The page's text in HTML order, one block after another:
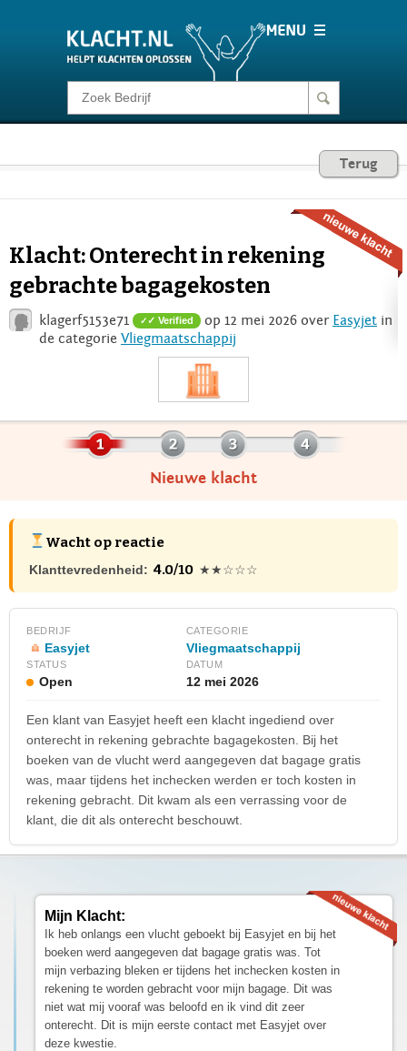
Klacht melden
Consumentenrecht
Voor Bedrijven
Login
Terug
Klacht: Onterecht in rekening
gebrachte bagagekosten
klagerf5153e71 ✓ Verified op 12 mei 2026 over Easyjet in
de categorie Vliegmaatschappij
Nieuwe klacht
Wacht op reactie
Klanttevredenheid: 4.0/10 ★★☆☆☆
BEDRIJF
Easyjet
CATEGORIE
Vliegmaatschappij
STATUS
Open
DATUM
12 mei 2026
Een klant van Easyjet heeft een klacht ingediend over
onterecht in rekening gebrachte bagagekosten. Bij het
boeken van de vlucht werd aangegeven dat bagage gratis
was, maar tijdens het inchecken werden er toch kosten in
rekening gebracht. Dit kwam als een verrassing voor de
klant, die dit als onterecht beschouwt.
Mijn Klacht:
Ik heb onlangs een vlucht geboekt bij Easyjet en bij het
boeken werd aangegeven dat bagage gratis was. Tot
mijn verbazing bleken er tijdens het inchecken kosten in
rekening te worden gebracht voor mijn bagage. Dit was
niet wat mij vooraf was beloofd en ik vind dit zeer
onterecht. Dit is mijn eerste contact met Easyjet over
deze kwestie.